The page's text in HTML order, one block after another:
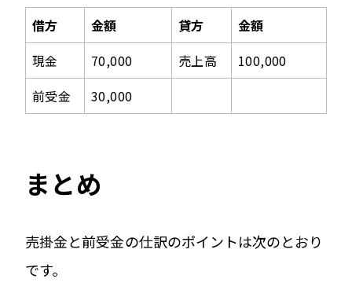
借方 金額 貸方
金額
現金
70,000 売上高
100,000
前受金
30,000
まとめ
売掛金と前受金の仕訳のポイントは次のとおり
です。